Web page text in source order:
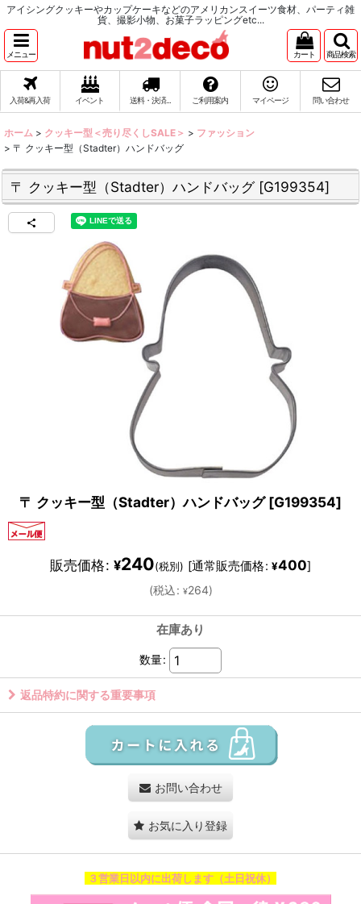
アイシングクッキーやカップケーキなどのアメリカンスイーツ食材、パーティ雑
貨、撮影小物、お菓子ラッピングetc...
メニュー カート 商品検索
入荷&再入荷 イベント 送料・決済... ご利用案内 マイページ 問い合わせ
ホーム > クッキー型＜売り尽くしSALE＞ > ファッション
> 〒 クッキー型（Stadter）ハンドバッグ
〒 クッキー型（Stadter）ハンドバッグ [G199354]
〒 クッキー型（Stadter）ハンドバッグ [G199354]
販売価格: ¥240(税別) [通常販売価格: ¥400]
(税込: ¥264)
在庫あり
数量:
返品特約に関する重要事項
お問い合わせ
お気に入り登録
３営業日以内に出荷します（土日祝休）